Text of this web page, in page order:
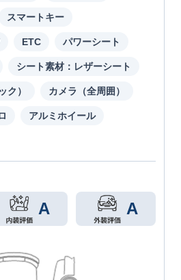
スマートキー
ETC パワーシート
シート素材：レザーシート
ク） カメラ（全周囲）
アルミホイール
A A